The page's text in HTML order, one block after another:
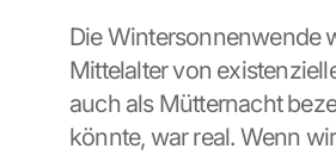
Die Wintersonnenwende
Mittelalter von
auch als Mütternacht
könnte, war real. Wenn